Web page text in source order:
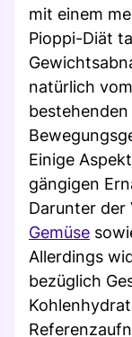
mit einem
Pioppi-Diät
natürlich
bestehenden
Einige
gängigen
Darunter der
Gemüse
Allerdings
bezüglich